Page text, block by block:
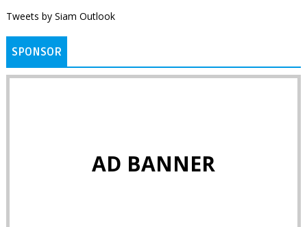
Tweets by Siam Outlook
SPONSOR
AD BANNER